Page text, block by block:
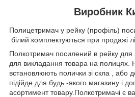
Виробник
Полицетримач у рейку (профіль)
білий комплектуються при продажі
Полкотримач посилений в рейку для
для викладання товара на полицях.
встановлюють полички зі скла , або
підійде для будь -якого магазину і
асортимент товару.Полкотримачі є